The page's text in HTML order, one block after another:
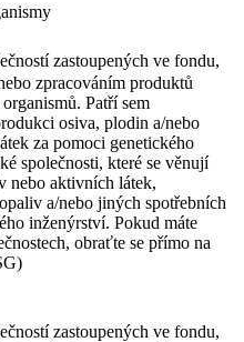
zastoupených ve fondu,
zpracováním produktů
Patří sem
osiva, plodin a/nebo
za pomoci genetického
společnosti, které se věnují
nebo aktivních látek,
a/nebo jiných spotřebních
inženýrství. Pokud máte
obraťte se přímo na
zastoupených ve fondu,